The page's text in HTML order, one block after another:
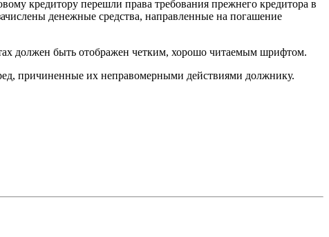
кредитору перешли права требования прежнего кредитора в
денежные средства, направленные на погашение
должен быть отображен четким, хорошо читаемым шрифтом.
причиненные их неправомерными действиями должнику.